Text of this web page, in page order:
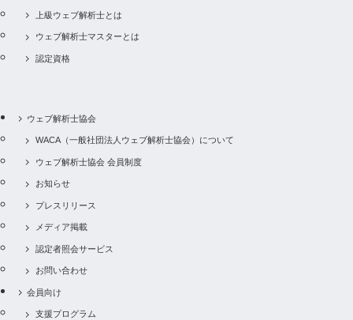
上級ウェブ解析士とは
ウェブ解析士マスターとは
認定資格
ウェブ解析士協会
WACA（一般社団法人ウェブ解析士協会）について
ウェブ解析士協会 会員制度
お知らせ
プレスリリース
メディア掲載
認定者照会サービス
お問い合わせ
会員向け
支援プログラム